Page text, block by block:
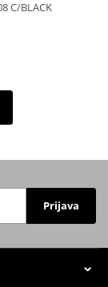
C/BLACK
Prijava